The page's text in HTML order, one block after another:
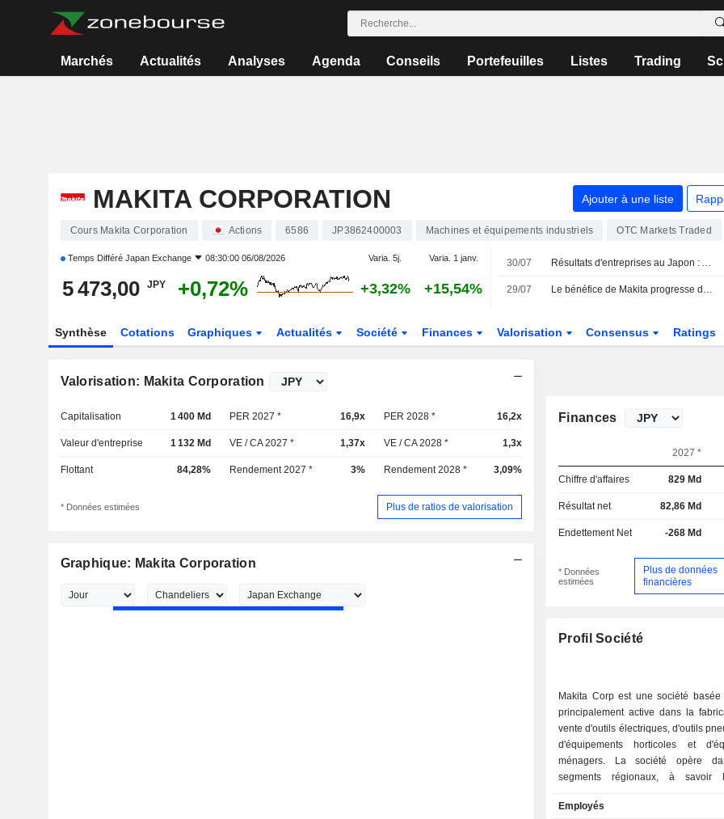
Marchés Actualités Analyses Agenda Conseils Portefeuilles Listes Trading
MAKITA CORPORATION Ajouter à une liste
Cours Makita Corporation Actions 6586 JP3862400003 Machines et équipements industriels OTC Markets Traded
Temps Différé Japan Exchange 08:30:00 06/08/2026 Varia. 5j. Varia. 1 janv.
5 473,00 JPY +0,72% +3,32% +15,54%
30/07 Résultats d'entreprises au Japon : Advantest et Hitachi progressent, Makita chute
29/07 Le bénéfice de Makita progresse de 19 % au premier trimestre fiscal
Synthèse Cotations Graphiques Actualités Société Finances Valorisation Consensus Ratings
Valorisation: Makita Corporation
Capitalisation 1 400 Md PER 2027 * 16,9x PER 2028 * 16,2x
Valeur d'entreprise 1 132 Md VE / CA 2027 * 1,37x VE / CA 2028 * 1,3x
Flottant 84,28% Rendement 2027 * 3% Rendement 2028 * 3,09%
* Données estimées Plus de ratios de valorisation
Graphique: Makita Corporation
Finances
2027 *
Chiffre d'affaires 829 Md
Résultat net 82,86 Md
Endettement Net -268 Md
* Données
estimées
Plus de données
financières
Profil Société
Makita Corp est une société
principalement active dans la
vente d'outils électriques, d'outils
d'équipements horticoles et
ménagers. La société opère
segments régionaux, à savoir
fournit des produits de série au
Employés